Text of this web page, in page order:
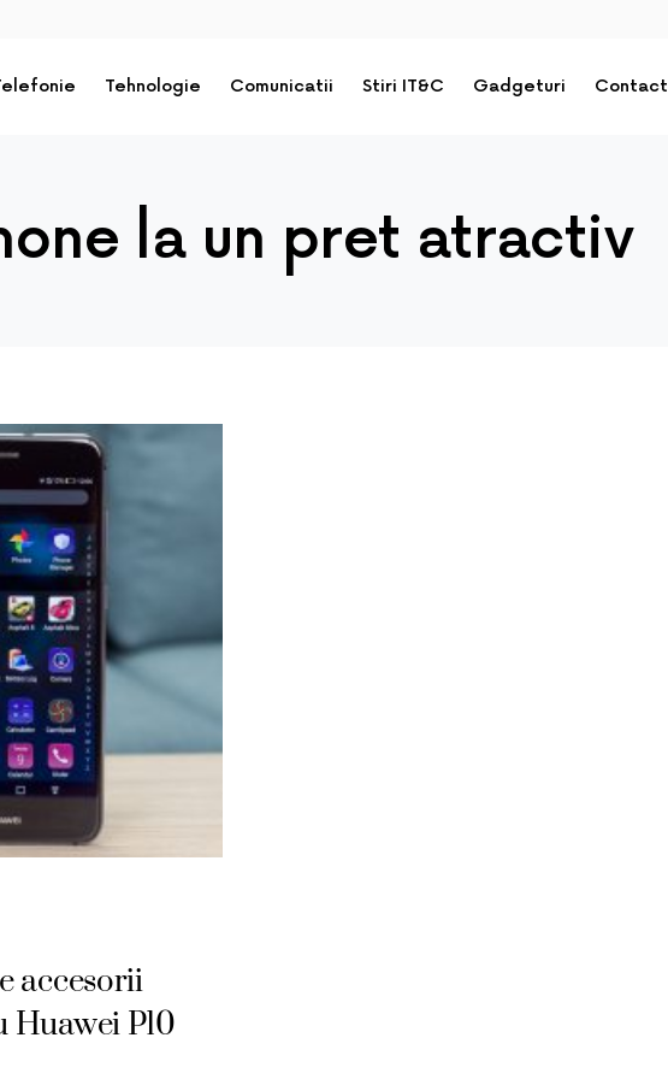
Tehnologie Comunicatii Stiri IT&C Gadgeturi Contact
la un pret atractiv
accesorii
Huawei P10